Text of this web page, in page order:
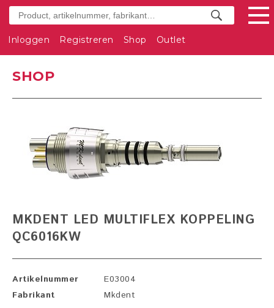
Inloggen Registreren Shop Outlet
SHOP
MKDENT LED MULTIFLEX KOPPELING
QC6016KW
Artikelnummer
E03004
Fabrikant
Mkdent